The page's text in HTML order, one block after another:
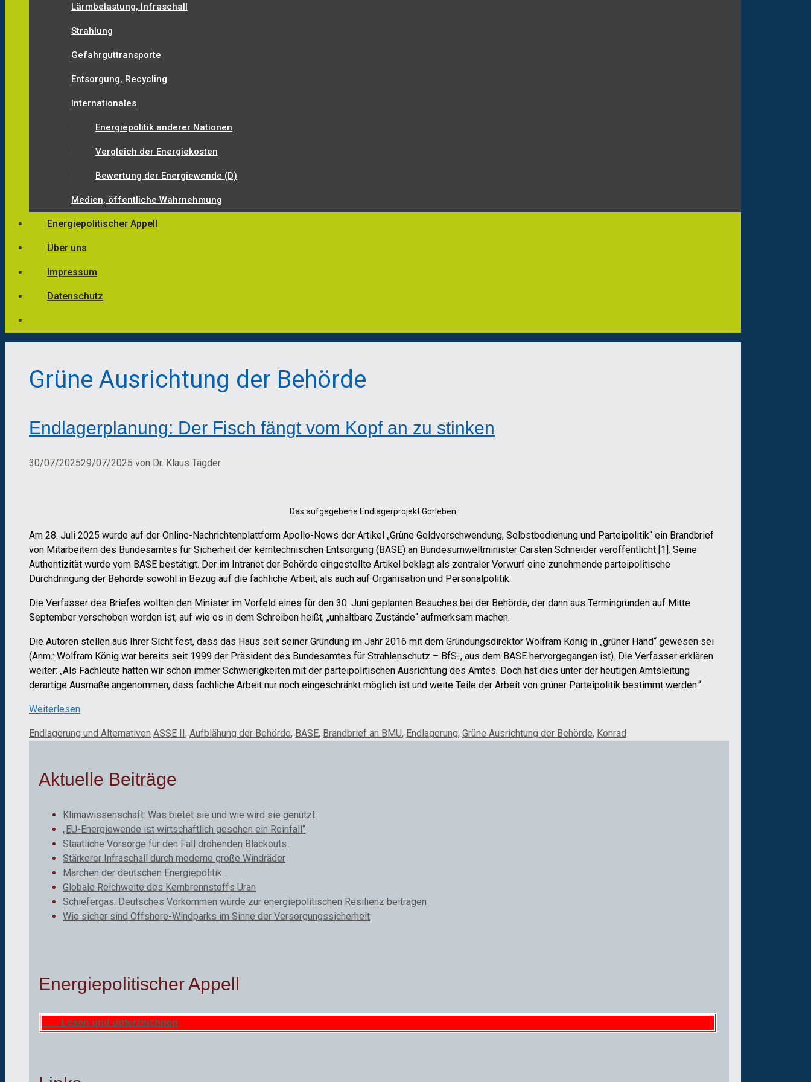
Lärmbelastung, Infraschall
Strahlung
Gefahrguttransporte
Entsorgung, Recycling
Internationales
Energiepolitik anderer Nationen
Vergleich der Energiekosten
Bewertung der Energiewende (D)
Medien, öffentliche Wahrnehmung
Energiepolitischer Appell
Über uns
Impressum
Datenschutz
Grüne Ausrichtung der Behörde
Endlagerplanung: Der Fisch fängt vom Kopf an zu stinken
30/07/202529/07/2025 von Dr. Klaus Tägder
Das aufgegebene Endlagerprojekt Gorleben
Am 28. Juli 2025 wurde auf der Online-Nachrichtenplattform Apollo-News der Artikel „Grüne Geldverschwendung, Selbstbedienung und Parteipolitik“ ein Brandbrief
von Mitarbeitern des Bundesamtes für Sicherheit der kerntechnischen Entsorgung (BASE) an Bundesumweltminister Carsten Schneider veröffentlicht [1]. Seine
Authentizität wurde vom BASE bestätigt. Der im Intranet der Behörde eingestellte Artikel beklagt als zentraler Vorwurf eine zunehmende parteipolitische
Durchdringung der Behörde sowohl in Bezug auf die fachliche Arbeit, als auch auf Organisation und Personalpolitik.
Die Verfasser des Briefes wollten den Minister im Vorfeld eines für den 30. Juni geplanten Besuches bei der Behörde, der dann aus Termingründen auf Mitte
September verschoben worden ist, auf wie es in dem Schreiben heißt, „unhaltbare Zustände“ aufmerksam machen.
Die Autoren stellen aus Ihrer Sicht fest, dass das Haus seit seiner Gründung im Jahr 2016 mit dem Gründungsdirektor Wolfram König in „grüner Hand“ gewesen sei
(Anm.: Wolfram König war bereits seit 1999 der Präsident des Bundesamtes für Strahlenschutz – BfS-, aus dem BASE hervorgegangen ist). Die Verfasser erklären
weiter: „Als Fachleute hatten wir schon immer Schwierigkeiten mit der parteipolitischen Ausrichtung des Amtes. Doch hat dies unter der heutigen Amtsleitung
derartige Ausmaße angenommen, dass fachliche Arbeit nur noch eingeschränkt möglich ist und weite Teile der Arbeit von grüner Parteipolitik bestimmt werden.“
Weiterlesen
Kategorien
Endlagerung und Alternativen Schlagwörter
ASSE II , Aufblähung der Behörde, BASE, Brandbrief an BMU, Endlagerung, Grüne Ausrichtung der Behörde, Konrad
Aktuelle Beiträge
Klimawissenschaft: Was bietet sie und wie wird sie genutzt
„EU-Energiewende ist wirtschaftlich gesehen ein Reinfall“
Staatliche Vorsorge für den Fall drohenden Blackouts
Stärkerer Infraschall durch moderne große Windräder
Märchen der deutschen Energiepolitik
Globale Reichweite des Kernbrennstoffs Uran
Schiefergas: Deutsches Vorkommen würde zur energiepolitischen Resilienz beitragen
Wie sicher sind Offshore-Windparks im Sinne der Versorgungssicherheit
Energiepolitischer Appell
Lesen und unterzeichnen